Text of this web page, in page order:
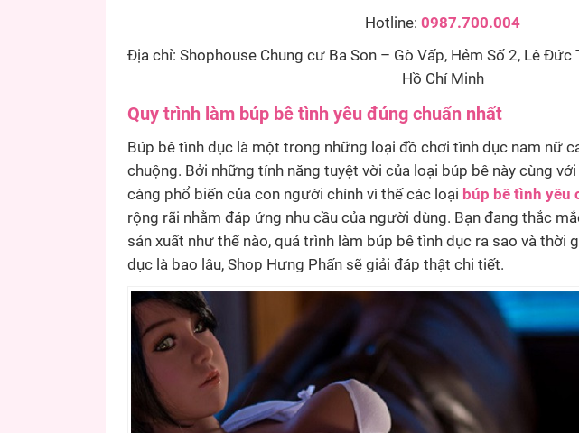
Hotline: 0987.700.004
Địa chỉ: Shophouse Chung cư Ba Son – Gò Vấp, Hẻm Số 2, Lê Đức
Hồ Chí Minh
Quy trình làm búp bê tình yêu đúng chuẩn nhất
Búp bê tình dục là một trong những loại đồ chơi tình dục nam nữ
chuộng. Bởi những tính năng tuyệt vời của loại búp bê này cùng
càng phổ biến của con người chính vì thế các loại búp bê tình yêu
rộng rãi nhằm đáp ứng nhu cầu của người dùng. Bạn đang thắc
sản xuất như thế nào, quá trình làm búp bê tình dục ra sao và thời
dục là bao lâu, Shop Hưng Phấn sẽ giải đáp thật chi tiết.